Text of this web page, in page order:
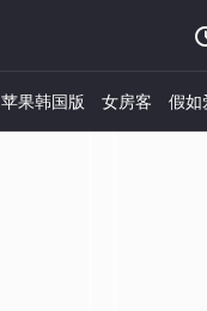
苹果韩国版 女房客 假如